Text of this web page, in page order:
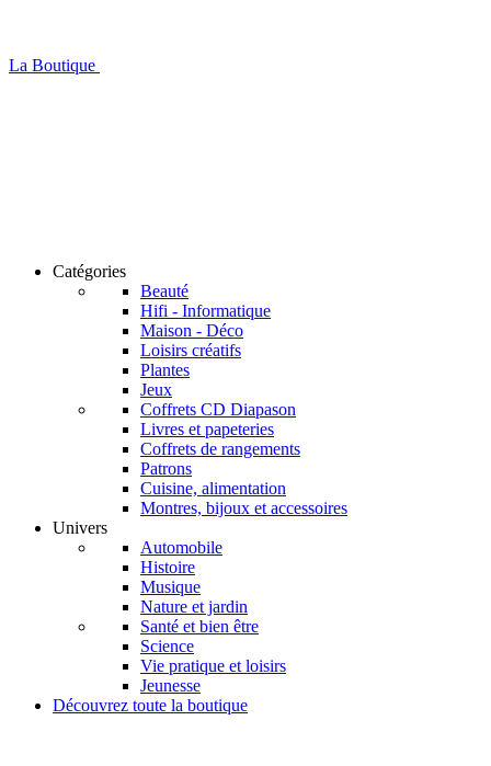
La Boutique
Catégories
Beauté
Hifi - Informatique
Maison - Déco
Loisirs créatifs
Plantes
Jeux
Coffrets CD Diapason
Livres et papeteries
Coffrets de rangements
Patrons
Cuisine, alimentation
Montres, bijoux et accessoires
Univers
Automobile
Histoire
Musique
Nature et jardin
Santé et bien être
Science
Vie pratique et loisirs
Jeunesse
Découvrez toute la boutique